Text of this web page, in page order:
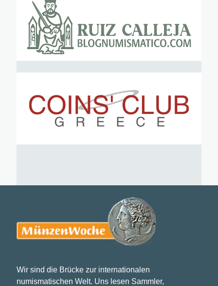
Wir sind die Brücke zur internationalen
numismatischen Welt. Uns lesen Sammler,